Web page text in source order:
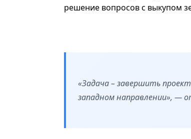
решение вопросов с выкупом
«Задача – завершить
западном направлении», —